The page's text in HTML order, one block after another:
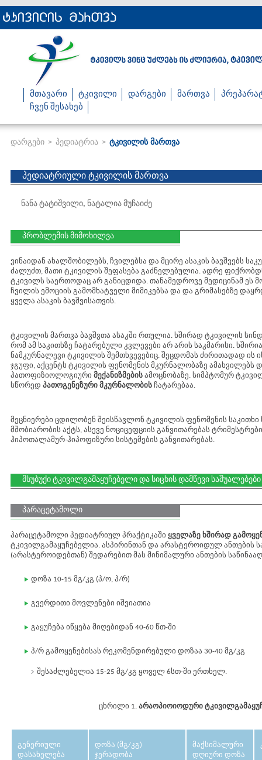
მთავარი ტკივილი დარგები მართვა
ჩვენ შესახებ
დარგები > პედიატრია > ტკივილის მართვა
პედიატრიული ტკივილის მართვა
ნანა ტატიშვილი, ნატალია მუჩაიძე
პრობლემის მიმოხილვა
ვინაიდან ახალშობილებს, ჩვილებსა და მცირე ასაკის ბავშვებს
ძალუძთ, მათი ტკივილის შეფასება გაძნელებულია. ადრე
ტკივილს საერთოდაც არ განიცდიდა. თანამედროვე მედიცინამ ეს
ჩვილის ემოციის გამომხატველი მიმიკებსა და და გრიმასებზე
ყველა ასაკის ბავშვისათვის.
ტკივილის მართვა ბავშვთა ასაკში რთულია. ხშირად ტკივილის
რომ ამ საკითხზე ჩატარებული კვლევები არ არის საკმარისი.
ნამკურნალევი ტკივილის შემთხვევებიც. შეცდომას ძირითადად ის
ჯგუფი, აქცენტს ტკივილის ფენომენის მკურნალობაზე ამახვილებს
პათოფიზიოლოგიური მექანიზმების ამოცნობაზე. სიმპტომურ
სწორედ პათოგენეზური მკურნალობის ჩატარებაა.
მეცნიერები ცდილობენ შეისწავლონ ტკივილის ფენომენის
მშობიარობის აქტს, ასევე ნოციცეფციის განვითარებას
ჰიპოთალამურ-ჰიპოფიზური სისტემების განვითარებას.
მსუბუქი ტკივილგამაყუჩებელი და სიცხის დამწევი საშუალებები
პარაცეტამოლი
პარაცეტამოლი პედიატრიულ პრაქტიკაში ყველაზე ხშირად
ტკივილგამაყუჩებელია. ასპირინთან და არასტეროიდულ ანთების
(არასტეროიდებთან) შედარებით მას მინიმალური ანთების
დოზა 10-15 მგ/კგ (პ/ო, პ/რ)
გვერდითი მოვლენები იშვიათია
გაყუჩება იწყება მიღებიდან 40-60 წთ-ში
პ/რ გამოყენებისას რეკომენდირებული დოზაა 30-40 მგ/კგ
შესაძლებელია 15-25 მგ/კგ ყოველ 6სთ-ში ერთხელ.
ცხრილი 1. არაოპიოიოდური
გენერიული
დასახელება
დოზა (მგ/კგ)
ჯერადობა
მაქსიმალური
დღიური დოზა